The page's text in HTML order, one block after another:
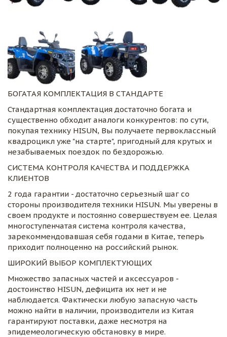
БОГАТАЯ КОМПЛЕКТАЦИЯ В СТАНДАРТЕ
Стандартная комплектация достаточно богата и
существенно обходит аналоги конкурентов: по сути,
покупая технику HISUN, Вы получаете первоклассный
квадроцикл уже "на старте", пригодный для крутых и
незабываемых поездок по бездорожью.
СИСТЕМА КОНТРОЛЯ КАЧЕСТВА И ПОДДЕРЖКА
КЛИЕНТОВ
2 года гарантии - достаточно серьезный шаг со
стороны производителя техники HISUN. Мы уверены в
своем продукте и постоянно совершествуем ее. Целая
многоступенчатая система контроля качества,
зарекоммендовавшая себя годами в Китае, теперь
приходит полноценно на российский рынок.
ШИРОКИЙ ВЫБОР КОМПЛЕКТУЮЩИХ
Множество запасных частей и аксессуаров -
достоинство HISUN, дефицита их нет и не
наблюдается. Фактически любую запасную часть
можно найти в наличии, производители из Китая
гарантируют поставки, даже несмотря на
эпидемеологическую обстановку в мире.